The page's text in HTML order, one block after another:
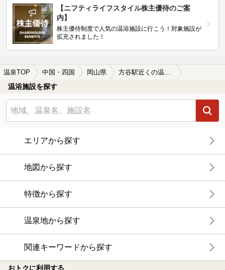
【ニフティライフスタイル株主優待のご案
内】
株主優待制度で人気の温浴施設に行こう！対象施設が
拡充されました！
温泉TOP 中国・四国 岡山県 方谷駅近くの温泉、日帰り温泉、スーパー銭湯おすすめ
温浴施設を探す
エリアから探す
地図から探す
特徴から探す
温泉地から探す
関連キーワードから探す
おトクに利用する